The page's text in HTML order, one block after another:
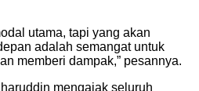
utama, tapi yang akan
adalah semangat untuk
memberi dampak,” pesannya.
mengajak seluruh